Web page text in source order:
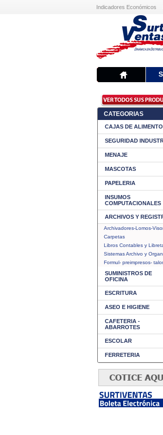
Indicadores Económicos
CATEGORIAS
CAJAS DE
SEGURIDAD
MENAJE
MASCOTAS
PAPELERIA
INSUMOS
COMPUTACIONALES
ARCHIVOS Y
Archivadores-Lomos-
Carpetas
Libros Contables y
Sistemas Archivo y
Formul- preimpresos-
SUMINISTROS DE
OFICINA
ESCRITURA
ASEO E HIGIENE
CAFETERIA -
ABARROTES
ESCOLAR
FERRETERIA